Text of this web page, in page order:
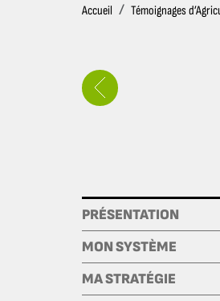
Accueil AccueilTémoignages
PRÉSENTATION
MON SYSTÈME
MA STRATÉGIE